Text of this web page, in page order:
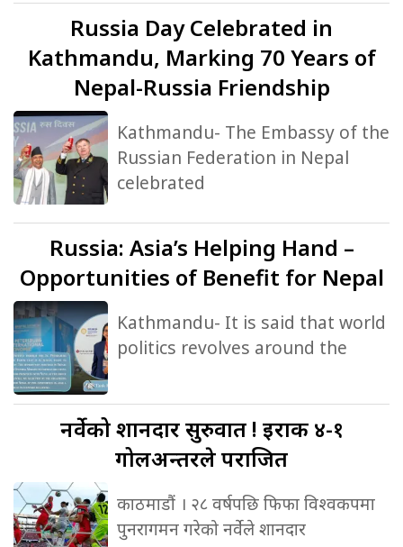
Russia Day Celebrated in
Kathmandu, Marking 70 Years of
Nepal-Russia Friendship
Kathmandu- The Embassy of the
Russian Federation in Nepal
celebrated
Russia: Asia’s Helping Hand –
Opportunities of Benefit for Nepal
Kathmandu- It is said that world
politics revolves around the
नर्वेकोशानदार सुरुवात ! इराक ४-१
गोलअन्तरले पराजित
काठमाडौं । २८ वर्षपछि फिफा विश्वकपमा
पुनरागमन गरेको नर्वेले शानदार